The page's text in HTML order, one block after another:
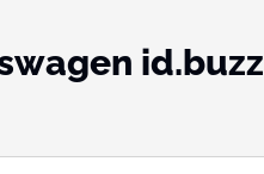
id.buzz